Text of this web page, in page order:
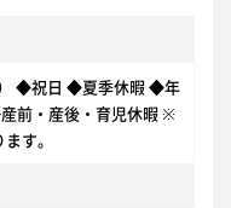
◆祝日 ◆夏季休暇 ◆年
前・産後・育児休暇 ※
す。